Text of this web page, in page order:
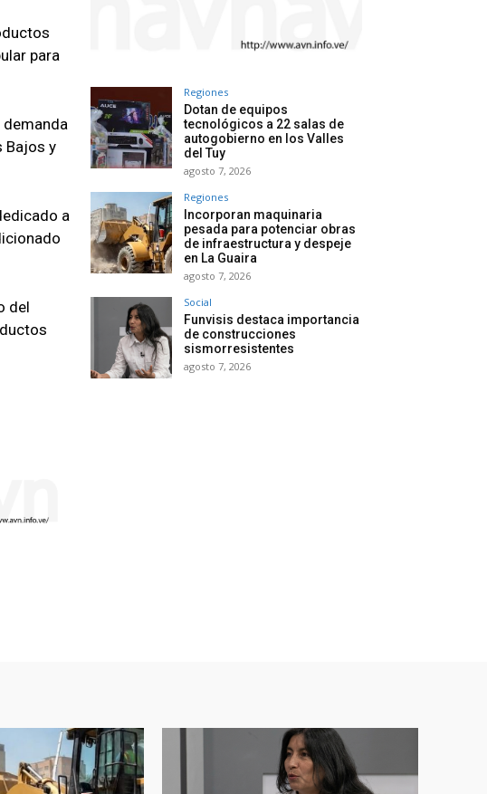
para
Bajos y
a
del
Regiones
Dotan de equipos
tecnológicos a 22 salas de
autogobierno en los Valles
del Tuy
agosto 7, 2026
Regiones
Incorporan maquinaria
pesada para potenciar obras
de infraestructura y despeje
en La Guaira
agosto 7, 2026
Social
Funvisis destaca importancia
de construcciones
sismorresistentes
agosto 7, 2026